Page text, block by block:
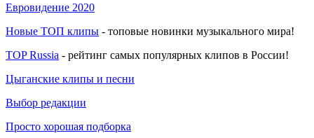
Евровидение 2020
Новые ТОП клипы - топовые новинки музыкального мира!
TOP Russia - рейтинг самых популярных клипов в России!
Цыганские клипы и песни
Выбор редакции
Просто хорошая подборка